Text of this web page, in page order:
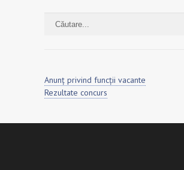
Anunț privind funcții vacante
Rezultate concurs